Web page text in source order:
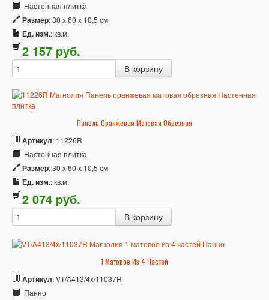
Настенная плитка
Размер: 30 x 60 x 10,5 см
Ед. изм.: кв.м.
2 157 pуб.
Панель Оранжевая Матовая Обрезная
Артикул: 11226R
Настенная плитка
Размер: 30 x 60 x 10,5 см
Ед. изм.: кв.м.
2 074 pуб.
1 Матовое Из 4 Частей
Артикул: VT/A413/4x/11037R
Панно